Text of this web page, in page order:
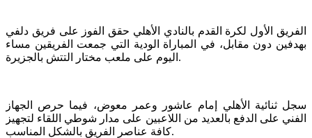
الفريق الأول لكرة القدم بالنادي الأهلي حقق الفوز على فريق دلفي
بهدفين دون مقابل، في المباراة الودية التي جمعت الفريقين مساء
اليوم على ملعب مختار التتش بالجزيرة.
سجل ثنائية الأهلي إمام عاشور وعمر معوض، فيما حرص الجهاز
الفني على الدفع بالعديد من اللاعبين على مدار شوطي اللقاء لتجهيز
كافة عناصر الفريق بالشكل المناسب.